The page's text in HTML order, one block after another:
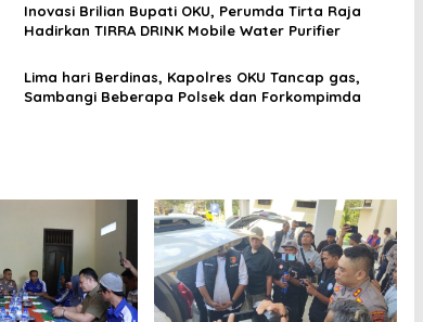
Inovasi Brilian Bupati OKU, Perumda Tirta Raja
Hadirkan TIRRA DRINK Mobile Water Purifier
Lima hari Berdinas, Kapolres OKU Tancap gas,
Sambangi Beberapa Polsek dan Forkompimda